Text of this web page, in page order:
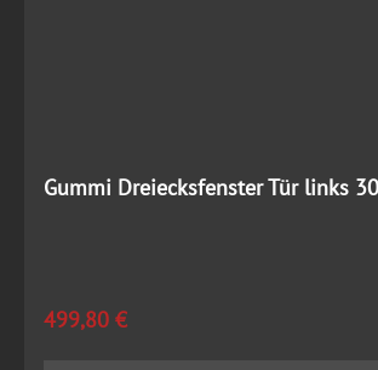
Gummi Dreiecksfenster Tür links
Regulärer Preis:
499,80 €